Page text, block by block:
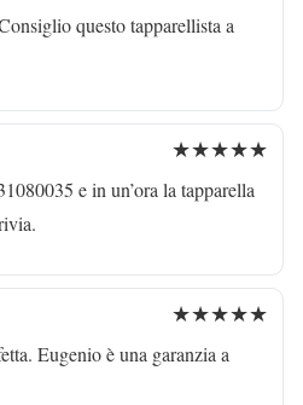
questo tapparellista a
★★★★★
e in un’ora la tapparella
★★★★★
Eugenio è una garanzia a